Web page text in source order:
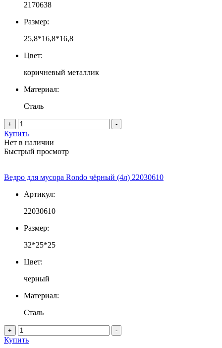
2170638
Размер:
25,8*16,8*16,8
Цвет:
коричневый металлик
Материал:
Сталь
+ -
Купить
Нет в наличии
Быстрый просмотр
Ведро для мусора Rondo чёрный (4л) 22030610
Артикул:
22030610
Размер:
32*25*25
Цвет:
черный
Материал:
Сталь
+ -
Купить